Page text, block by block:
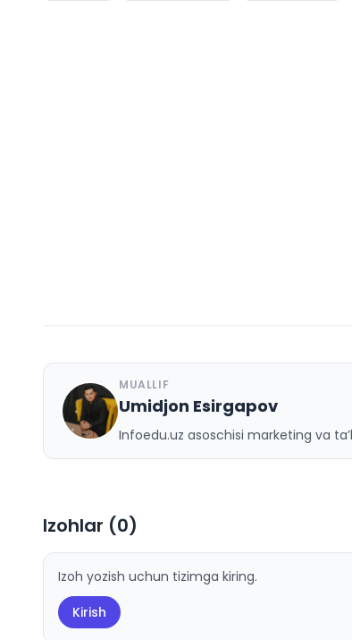
U
MUALLIF
Umidjon Esirgapov
Infoedu.uz asoschisi marketing va
Izohlar (0)
Izoh yozish uchun tizimga kiring.
Kirish